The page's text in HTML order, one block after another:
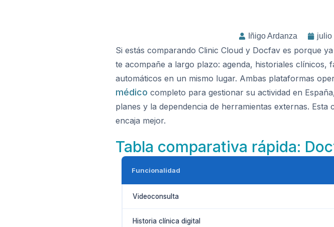
Iñigo Ardanza julio
Si estás comparando Clinic Cloud y Docfav es porque
te acompañe a largo plazo: agenda, historiales
automáticos en un mismo lugar. Ambas plataformas
médico completo para gestionar su actividad en
planes y la dependencia de herramientas externas.
encaja mejor.
Tabla comparativa rápida:
Funcionalidad
Videoconsulta
Historia clínica digital